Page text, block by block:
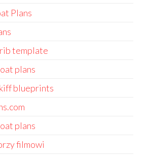
Plans
template
plans
blueprints
plans
filmowi